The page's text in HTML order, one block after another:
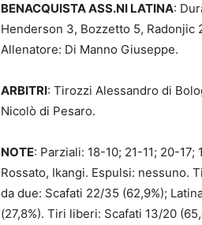
BENACQUISTA ASS.NI LATINA:
Henderson 3, Bozzetto 5, Radonjic
Allenatore: Di Manno Giuseppe.
ARBITRI: Tirozzi Alessandro di
Nicolò di Pesaro.
NOTE: Parziali: 18-10; 21-11; 20-
Rossato, Ikangi. Espulsi: nessuno.
da due: Scafati 22/35 (62,9%);
(27,8%). Tiri liberi: Scafati 13/20